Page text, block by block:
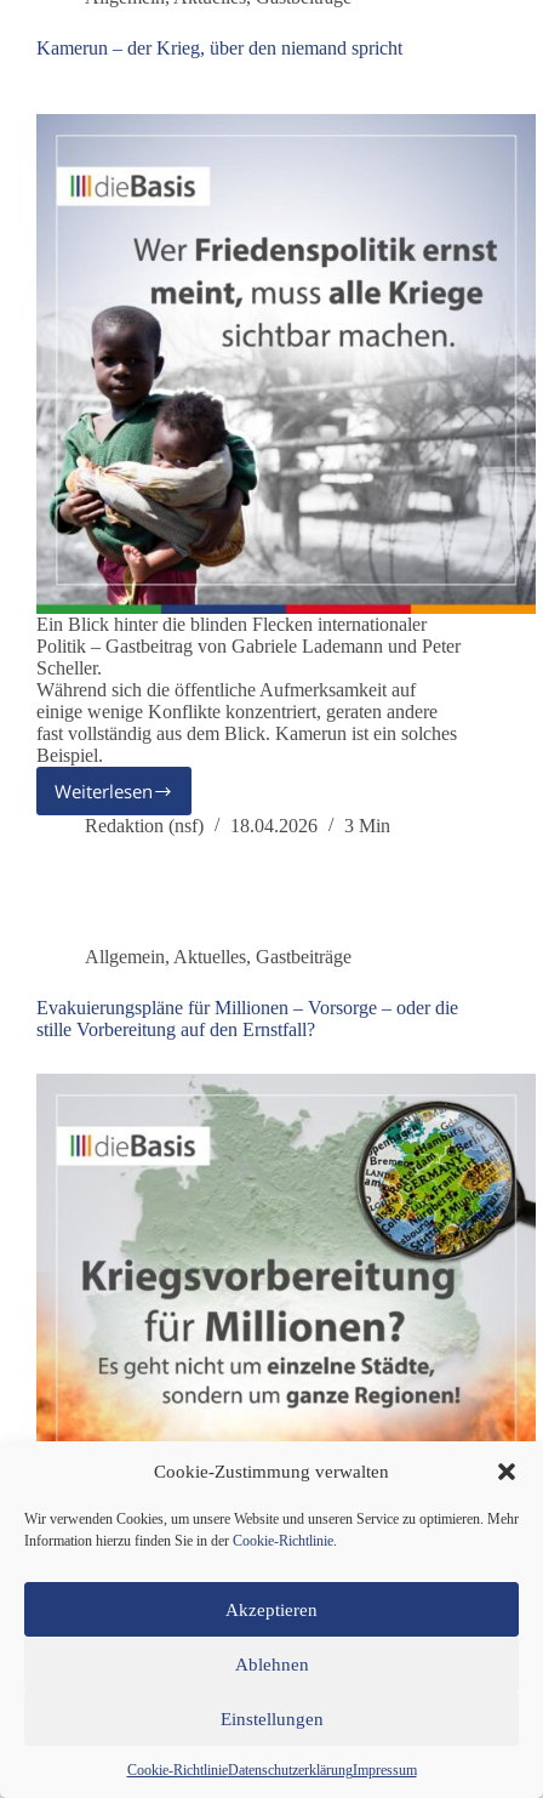
Cookie-Zustimmung verwalten
Wir verwenden Cookies, um unsere Website und unseren Service zu optimieren. Mehr
Information hierzu finden Sie in der Cookie-Richtlinie.
Akzeptieren
Ablehnen
Einstellungen
Cookie-RichtlinieDatenschutzerklärungImpressum
Kamerun – der Krieg, über den niemand spricht
Ein Blick hinter die blinden Flecken internationaler
Politik – Gastbeitrag von Gabriele Lademann und Peter
Scheller.
Während sich die öffentliche Aufmerksamkeit auf
einige wenige Konflikte konzentriert, geraten andere
fast vollständig aus dem Blick. Kamerun ist ein solches
Beispiel.
Weiterlesen
Kamerun
–
niemand
spricht
Redaktion (nsf) 18.04.2026 3 Min
Allgemein, Aktuelles, Gastbeiträge
Evakuierungspläne für Millionen – Vorsorge – oder die
stille Vorbereitung auf den Ernstfall?
Vorsorge – oder die stille Vorbereitung auf den
Ernstfall? – Gastbeitrag von Peter Scheller. Plötzlich
Man liest das, nimmt es zur Kenntnis und blättert
mehr, irgendwo zwischen Aufrüstung, Krisen und
WeiterlesenEvakuierungspläne